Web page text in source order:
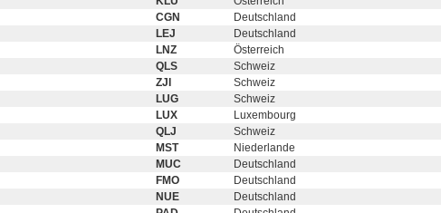
CGN
Deutschland
LEJ
Deutschland
LNZ
Österreich
QLS
Schweiz
ZJI
Schweiz
LUG
Schweiz
LUX
Luxembourg
QLJ
Schweiz
MST
Niederlande
MUC
Deutschland
FMO
Deutschland
NUE
Deutschland